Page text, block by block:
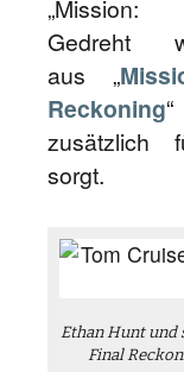
„Mission:
Gedreht
aus „
Reckoning
zusätzlich
sorgt.
Ethan Hunt und
Final